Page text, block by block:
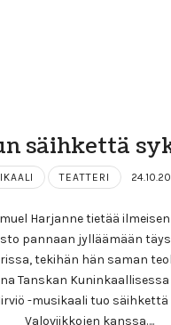
säihkettä
TEATTERI
Harjanne tietää
pannaan jylläämään
tekihän hän saman
Tanskan
-musikaali tuo
Valoviikkojen kanssa….